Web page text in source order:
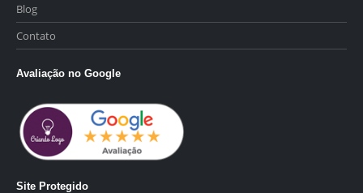
Blog
Contato
Avaliação no Google
Site Protegido